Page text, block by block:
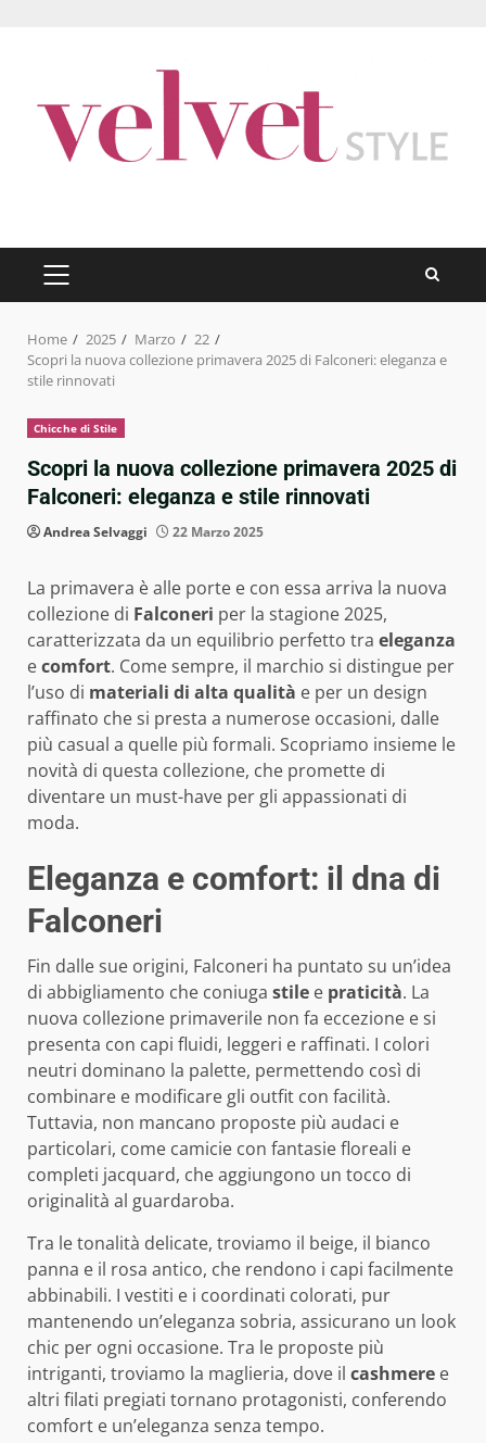
PRIMARY
MENU
Home 2025 Marzo
22
Scopri la nuova collezione primavera 2025 di Falconeri: eleganza e
stile rinnovati
Chicche di Stile
Scopri la nuova collezione primavera 2025 di
Falconeri: eleganza e stile rinnovati
Andrea Selvaggi 22 Marzo 2025
La primavera è alle porte e con essa arriva la nuova
collezione di Falconeri per la stagione 2025,
caratterizzata da un equilibrio perfetto tra eleganza
ecomfort. Come sempre, il marchio si distingue per
l’uso di materiali di alta qualità e per un design
raffinato che si presta a numerose occasioni, dalle
più casual a quelle più formali. Scopriamo insieme le
novità di questa collezione, che promette di
diventare un must-have per gli appassionati di
moda.
Eleganza e comfort: il dna di
Falconeri
Fin dalle sue origini, Falconeri ha puntato su un’idea
di abbigliamento che coniuga stile e praticità. La
nuova collezione primaverile non fa eccezione e si
presenta con capi fluidi, leggeri e raffinati. I colori
neutri dominano la palette, permettendo così di
combinare e modificare gli outfit con facilità.
Tuttavia, non mancano proposte più audaci e
particolari, come camicie con fantasie floreali e
completi jacquard, che aggiungono un tocco di
originalità al guardaroba.
Tra le tonalità delicate, troviamo il beige, il bianco
panna e il rosa antico, che rendono i capi facilmente
abbinabili. I vestiti e i coordinati colorati, pur
mantenendo un’eleganza sobria, assicurano un look
chic per ogni occasione. Tra le proposte più
intriganti, troviamo la maglieria, dove il cashmere e
altri filati pregiati tornano protagonisti, conferendo
comfort e un’eleganza senza tempo.